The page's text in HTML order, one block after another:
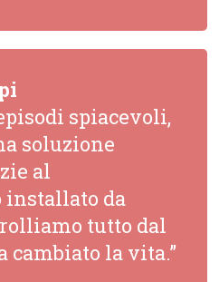
spiacevoli,
soluzione
al
installato da
tutto dal
cambiato la vita.”